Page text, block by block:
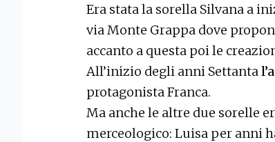
Era stata la sorella Silvana a
via Monte Grappa dove
accanto a questa poi le
All’inizio degli anni Settanta
protagonista Franca.
Ma anche le altre due sorelle
merceologico: Luisa per anni